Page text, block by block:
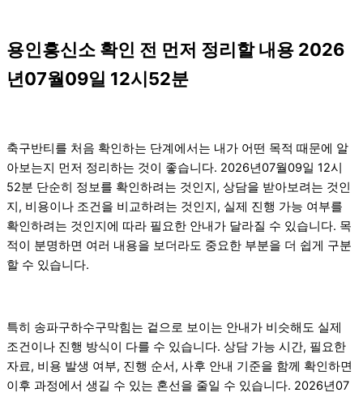
용인흥신소 확인 전 먼저 정리할 내용 2026
년07월09일 12시52분
축구반티를 처음 확인하는 단계에서는 내가 어떤 목적 때문에 알
아보는지 먼저 정리하는 것이 좋습니다. 2026년07월09일 12시
52분 단순히 정보를 확인하려는 것인지, 상담을 받아보려는 것인
지, 비용이나 조건을 비교하려는 것인지, 실제 진행 가능 여부를
확인하려는 것인지에 따라 필요한 안내가 달라질 수 있습니다. 목
적이 분명하면 여러 내용을 보더라도 중요한 부분을 더 쉽게 구분
할 수 있습니다.
특히 송파구하수구막힘는 겉으로 보이는 안내가 비슷해도 실제
조건이나 진행 방식이 다를 수 있습니다. 상담 가능 시간, 필요한
자료, 비용 발생 여부, 진행 순서, 사후 안내 기준을 함께 확인하면
이후 과정에서 생길 수 있는 혼선을 줄일 수 있습니다. 2026년07